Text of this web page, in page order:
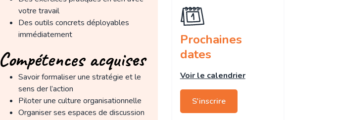
votre travail
Des outils concrets déployables
immédiatement
Compétences acquises
Savoir formaliser une stratégie et le
sens der l’action
Piloter une culture organisationnelle
Organiser ses espaces de discussion
Prochaines
dates
Voir le calendrier
S'inscrire